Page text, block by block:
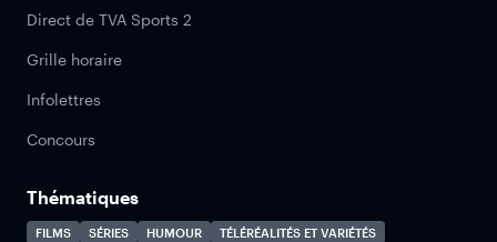
Direct de TVA Sports 2
Grille horaire
Infolettres
Concours
Thématiques
FILMS SÉRIES HUMOUR
TÉLÉRÉALITÉS ET VARIÉTÉS